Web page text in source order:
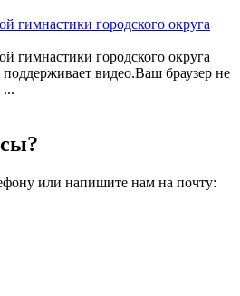
гимнастики городского округа
гимнастики городского округа
видео.Ваш браузер не
или напишите нам на почту: